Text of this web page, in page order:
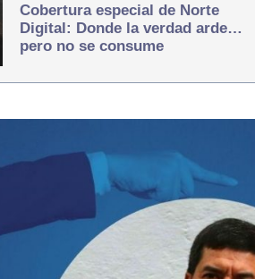
Cobertura especial de Norte
Digital: Donde la verdad arde…
pero no se consume